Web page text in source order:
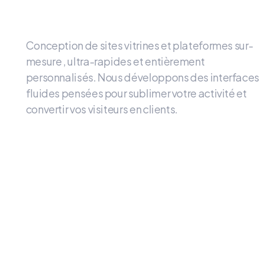
Conception de sites vitrines et plateformes sur-
mesure, ultra-rapides et entièrement
personnalisés. Nous développons des interfaces
fluides pensées pour sublimer votre activité et
convertir vos visiteurs en clients.